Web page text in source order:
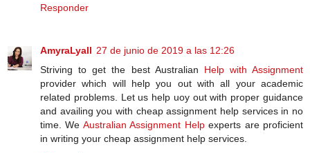
Responder
AmyraLyall 27 de junio de 2019 a las 12:26
Striving to get the best Australian Help with Assignment
provider which will help you out with all your academic
related problems. Let us help uoy out with proper guidance
and availing you with cheap assignment help services in no
time. We Australian Assignment Helpexperts are proficient
in writing your cheap assignment help services.